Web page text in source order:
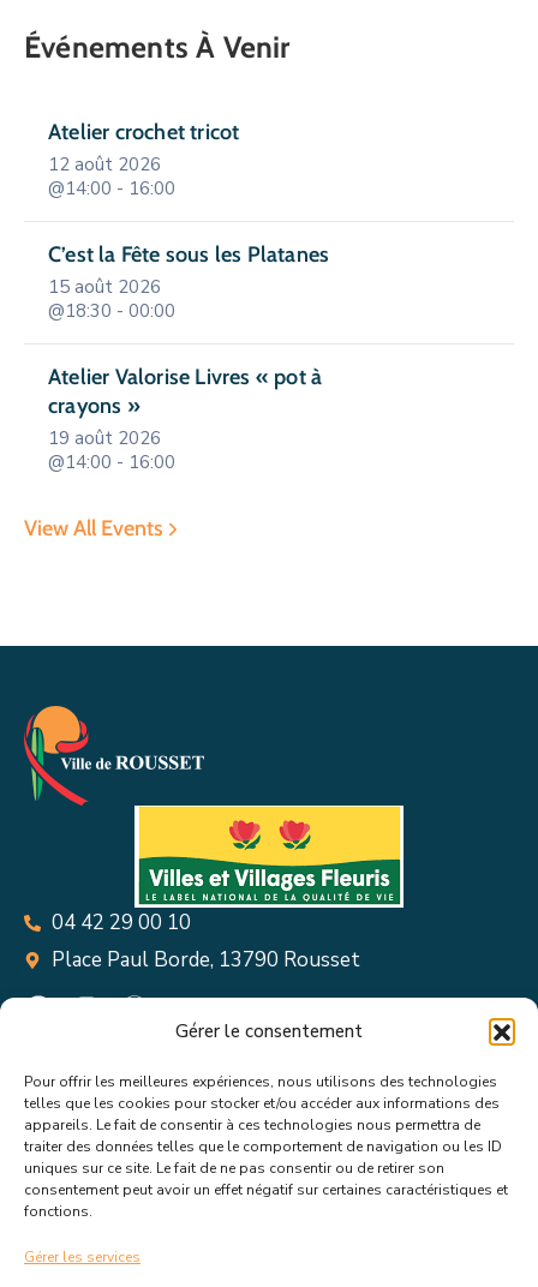
Gérer le consentement
Pour offrir les meilleures expériences, nous utilisons des technologies
telles que les cookies pour stocker et/ou accéder aux informations des
appareils. Le fait de consentir à ces technologies nous permettra de
traiter des données telles que le comportement de navigation ou les ID
uniques sur ce site. Le fait de ne pas consentir ou de retirer son
consentement peut avoir un effet négatif sur certaines caractéristiques et
fonctions.
Gérer les services
Événements À Venir
Atelier crochet tricot
12 août 2026
@14:00 - 16:00
C’est la Fête sous les Platanes
15 août 2026
@18:30 - 00:00
Atelier Valorise Livres « pot à
crayons »
19 août 2026
@14:00 - 16:00
View All Events
04 42 29 00 10
Place Paul Borde, 13790 Rousset
Suivez toutes les informations &
actualités de votre ville !